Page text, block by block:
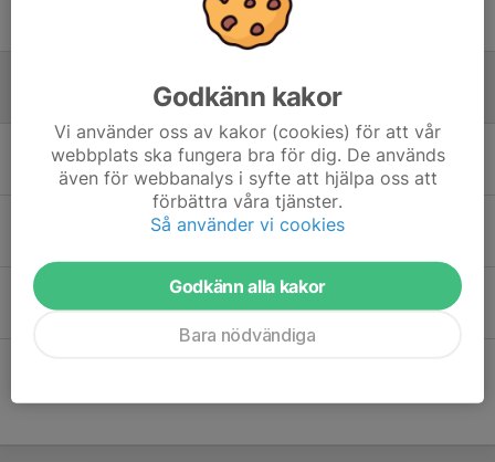
27 jul, 20:18 0
Glad Sommar!
11 jul, 21:41 0
KM + avslutning
Välkomna till årets upplaga av Sandaredspokalen!
17 mar, 08:00 0
Godkänn kakor
Vi använder oss av kakor (cookies) för att vår
webbplats ska fungera bra för dig. De används
även för webbanalys i syfte att hjälpa oss att
förbättra våra tjänster.
Så använder vi cookies
Godkänn alla kakor
Bara nödvändiga